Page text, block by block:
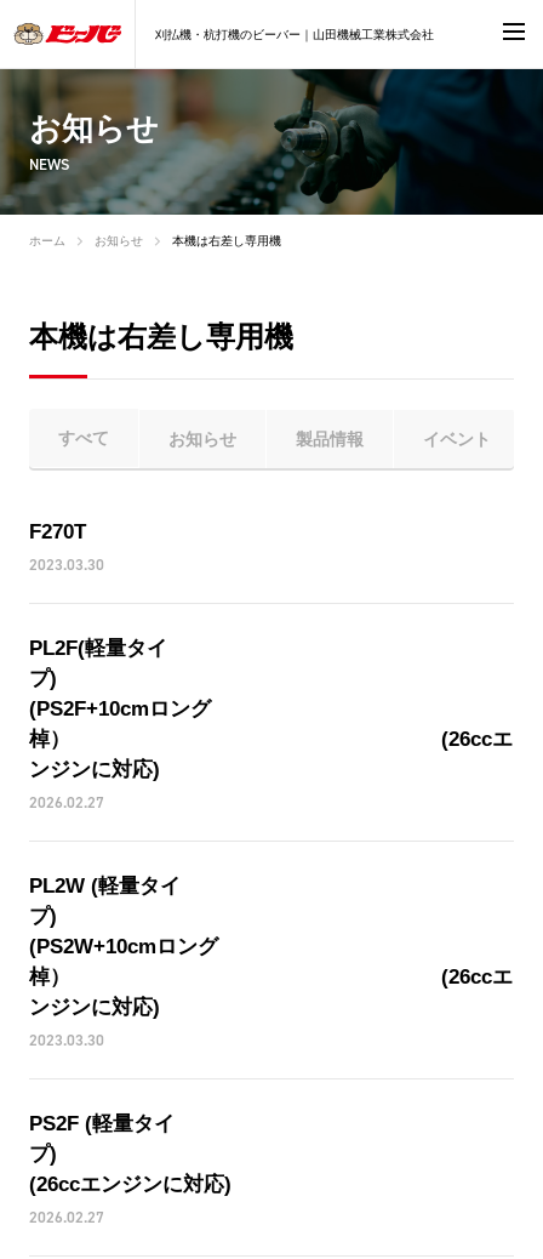
刈払機・杭打機のビーバー｜山田機械工業株式会社
お知らせ
NEWS
ホーム お知らせ 本機は右差し専用機
本機は右差し専用機
すべて お知らせ 製品情報 イベント
F270T
2023.03.30
PL2F(軽量タイ
(PS2F+10cmロング
棹） (26ccエ
ンジンに対応)
2026.02.27
PL2W (軽量タイ
(PS2W+10cmロング
棹） (26ccエ
ンジンに対応)
2023.03.30
PS2F (軽量タイ
(26ccエンジンに対応)
2026.02.27